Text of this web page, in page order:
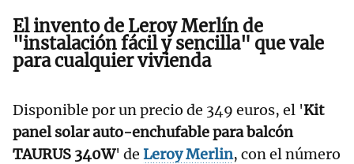
El invento de Leroy Merlín de
"instalación fácil y sencilla" que vale
para cualquier vivienda
Disponible por un precio de 349 euros, el 'Kit
panel solar auto-enchufable para balcón
TAURUS 340W' de Leroy Merlin, con el número